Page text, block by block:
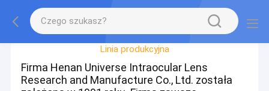
Wycieczka Po Fabryce
Linia produkcyjna
Firma Henan Universe Intraocular Lens
Research and Manufacture Co., Ltd. została